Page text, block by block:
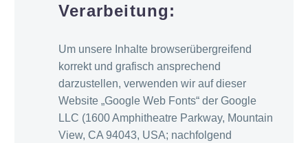
Verarbeitung:
Um unsere Inhalte browserübergreifend
korrekt und grafisch ansprechend
darzustellen, verwenden wir auf dieser
Website „Google Web Fonts“ der Google
LLC (1600 Amphitheatre Parkway, Mountain
View, CA 94043, USA; nachfolgend